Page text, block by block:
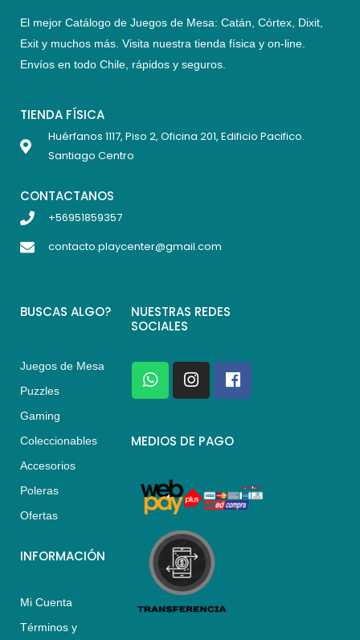
El mejor Catálogo de Juegos de Mesa: Catán, Córtex, Dixit,
Exit y muchos más. Visita nuestra tienda física y on-line.
Envíos en todo Chile, rápidos y seguros
TIENDA FÍSICA
Huérfanos 1117, Piso 2, Oficina 201, Edificio Pacifico.
Santiago Centro
CONTACTANOS
+56951859357
contacto.playcenter@gmail.com
BUSCAS ALGO?
Juegos de Mesa
Puzzles
Gaming
Coleccionables
Accesorios
Poleras
Ofertas
INFORMACIÓN
Mi Cuenta
Términos y
NUESTRAS REDES
SOCIALES
W
h
a
s
p
I
n
s
a
a
m
F
a
c
b
k
MEDIOS DE PAGO